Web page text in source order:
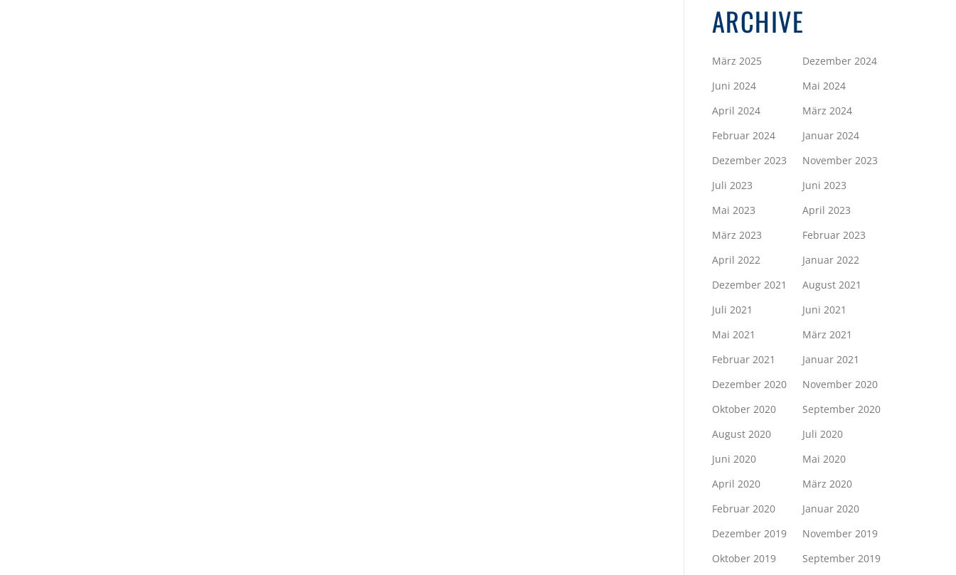
ARCHIVE
März 2025
Dezember 2024
Juni 2024
Mai 2024
April 2024
März 2024
Februar 2024
Januar 2024
Dezember 2023
November 2023
Juli 2023
Juni 2023
Mai 2023
April 2023
März 2023
Februar 2023
April 2022
Januar 2022
Dezember 2021
August 2021
Juli 2021
Juni 2021
Mai 2021
März 2021
Februar 2021
Januar 2021
Dezember 2020
November 2020
Oktober 2020
September 2020
August 2020
Juli 2020
Juni 2020
Mai 2020
April 2020
März 2020
Februar 2020
Januar 2020
Dezember 2019
November 2019
Oktober 2019
September 2019